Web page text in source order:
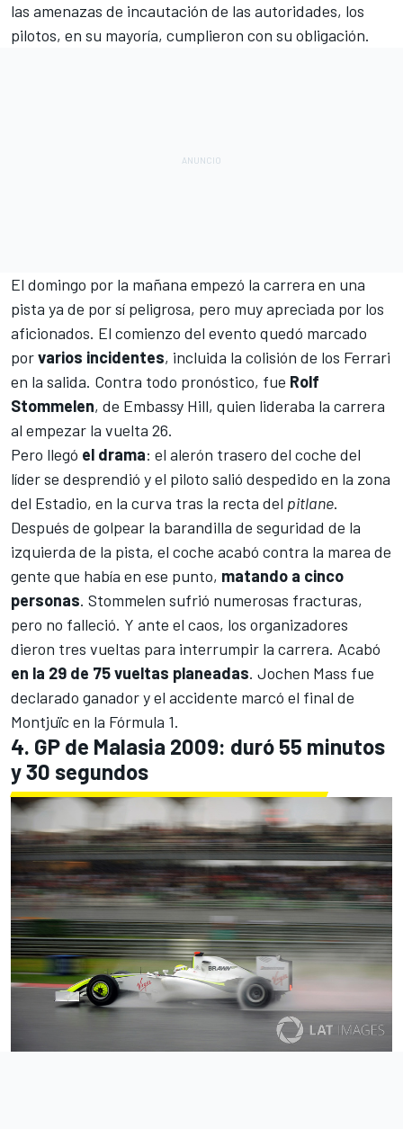
las amenazas de incautación de las autoridades, los
pilotos, en su mayoría, cumplieron con su obligación.
El domingo por la mañana empezó la carrera en una
pista ya de por sí peligrosa, pero muy apreciada por los
aficionados. El comienzo del evento quedó marcado
porvarios incidentes, incluida la colisión de los Ferrari
en la salida. Contra todo pronóstico, fue Rolf
Stommelen, de Embassy Hill, quien lideraba la carrera
al empezar la vuelta 26.
Pero llegó el drama: el alerón trasero del coche del
líder se desprendió y el piloto salió despedido en la zona
del Estadio, en la curva tras la recta del pitlane.
Después de golpear la barandilla de seguridad de la
izquierda de la pista, el coche acabó contra la marea de
gente que había en ese punto, matando a cinco
personas. Stommelen sufrió numerosas fracturas,
pero no falleció. Y ante el caos, los organizadores
dieron tres vueltas para interrumpir la carrera. Acabó
en la 29 de 75 vueltas planeadas. Jochen Mass fue
declarado ganador y el accidente marcó el final de
Montjuïc en la Fórmula 1.
4. GP de Malasia 2009: duró 55 minutos
y 30 segundos